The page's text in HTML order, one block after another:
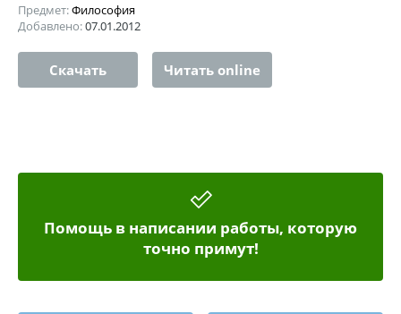
Предмет:Философия
Добавлено:07.01.2012
Скачать Читать online
Помощь в написании работы, которую
точно примут!